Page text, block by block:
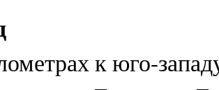
к юго-